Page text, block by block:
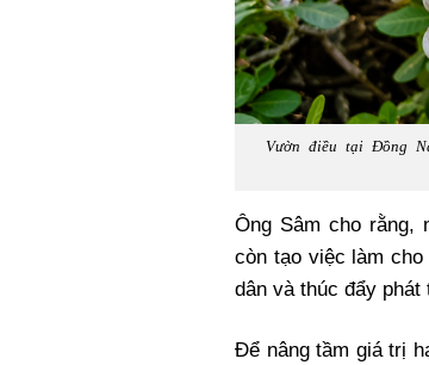
Vườn điều tại Đồng
Ông Sâm cho rằng,
còn tạo việc làm
dân và thúc đẩy phát
Để nâng tầm giá trị